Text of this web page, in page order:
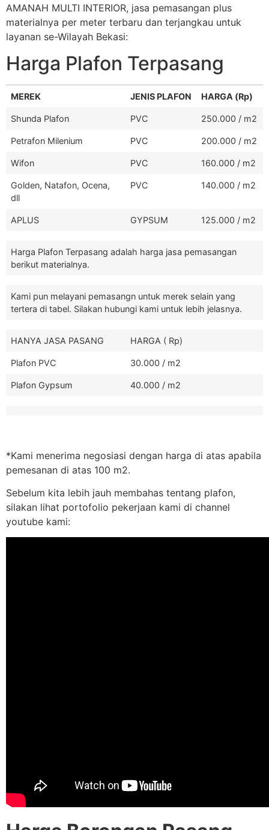
AMANAH MULTI INTERIOR, jasa pemasangan plus
materialnya per meter terbaru dan terjangkau untuk
layanan se-Wilayah Bekasi:
Harga Plafon Terpasang
MEREK JENIS PLAFON HARGA (Rp)
Shunda Plafon PVC 250.000 / m2
Petrafon Milenium PVC 200.000 / m2
Wifon PVC 160.000 / m2
Golden, Natafon, Ocena,
dll
PVC 140.000 / m2
APLUS GYPSUM 125.000 / m2
Harga Plafon Terpasang adalah harga jasa pemasangan
berikut materialnya.
Kami pun melayani pemasangn untuk merek selain yang
tertera di tabel. Silakan hubungi kami untuk lebih jelasnya.
HANYA JASA PASANG HARGA ( Rp)
Plafon PVC 30.000 / m2
Plafon Gypsum 40.000 / m2
*Kami menerima negosiasi dengan harga di atas apabila
pemesanan di atas 100 m2.
Sebelum kita lebih jauh membahas tentang plafon,
silakan lihat portofolio pekerjaan kami di channel
youtube kami: